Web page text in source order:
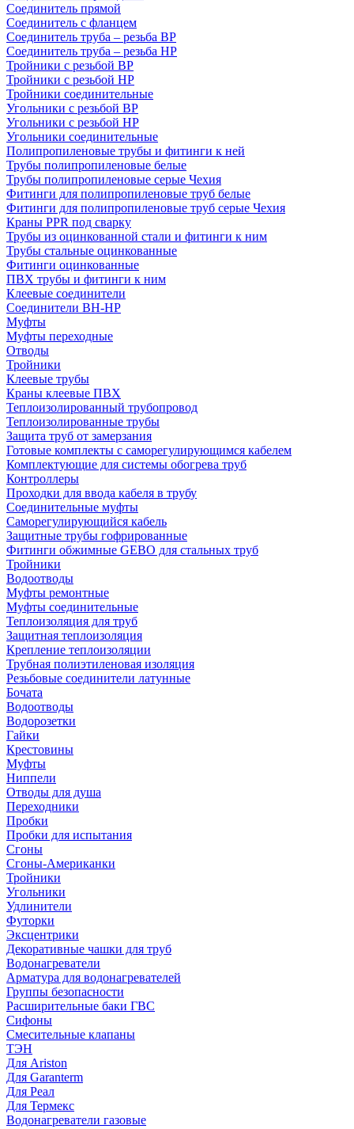
Соединитель прямой
Соединитель с фланцем
Соединитель труба – резьба ВР
Соединитель труба – резьба НР
Тройники с резьбой ВР
Тройники с резьбой НР
Тройники соединительные
Угольники с резьбой ВР
Угольники с резьбой НР
Угольники соединительные
Полипропиленовые трубы и фитинги к ней
Трубы полипропиленовые белые
Трубы полипропиленовые серые Чехия
Фитинги для полипропиленовые труб белые
Фитинги для полипропиленовые труб серые Чехия
Краны PPR под сварку
Трубы из оцинкованной стали и фитинги к ним
Трубы стальные оцинкованные
Фитинги оцинкованные
ПВХ трубы и фитинги к ним
Клеевые соединители
Соединители ВН-НР
Муфты
Муфты переходные
Отводы
Тройники
Клеевые трубы
Краны клеевые ПВХ
Теплоизолированный трубопровод
Теплоизолированные трубы
Защита труб от замерзания
Готовые комплекты с саморегулирующимся кабелем
Комплектующие для системы обогрева труб
Контроллеры
Проходки для ввода кабеля в трубу
Соединительные муфты
Саморегулирующийся кабель
Защитные трубы гофрированные
Фитинги обжимные GEBO для стальных труб
Тройники
Водоотводы
Муфты ремонтные
Муфты соединительные
Теплоизоляция для труб
Защитная теплоизоляция
Крепление теплоизоляции
Трубная полиэтиленовая изоляция
Резьбовые соединители латунные
Бочата
Водоотводы
Водорозетки
Гайки
Крестовины
Муфты
Ниппели
Отводы для душа
Переходники
Пробки
Пробки для испытания
Сгоны
Сгоны-Американки
Тройники
Угольники
Удлинители
Футорки
Эксцентрики
Декоративные чашки для труб
Водонагреватели
Арматура для водонагревателей
Группы безопасности
Расширительные баки ГВС
Сифоны
Смесительные клапаны
ТЭН
Для Ariston
Для Garanterm
Для Реал
Для Термекс
Водонагреватели газовые